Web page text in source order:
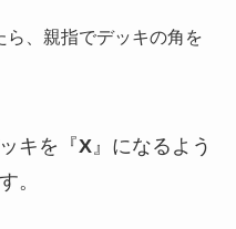
ら、親指でデッキの角を
キを『X』になるよう
。